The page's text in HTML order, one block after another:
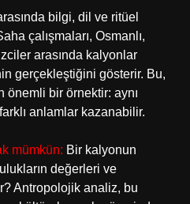
bilgi, dil ve ritüel
çalışmaları, Osmanlı,
arasında kalyonlar
gerçekleştiğini gösterir. Bu,
önemli bir örnektir: aynı
anlamlar kazanabilir.
mümkün: Bir kalyonun
değerleri ve
Antropolojik analiz, bu